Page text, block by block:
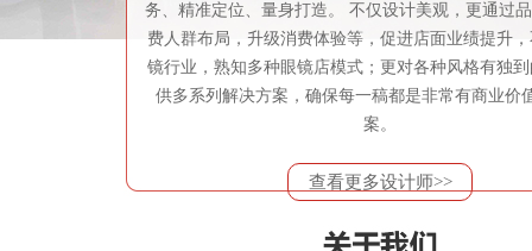
务、精准定位、量身打造。 不仅设计美观，更通过
费人群布局，升级消费体验等，促进店面业绩提升
镜行业，熟知多种眼镜店模式；更对各种风格有独
供多系列解决方案，确保每一稿都是非常有商业价
案。
查看更多设计师>>